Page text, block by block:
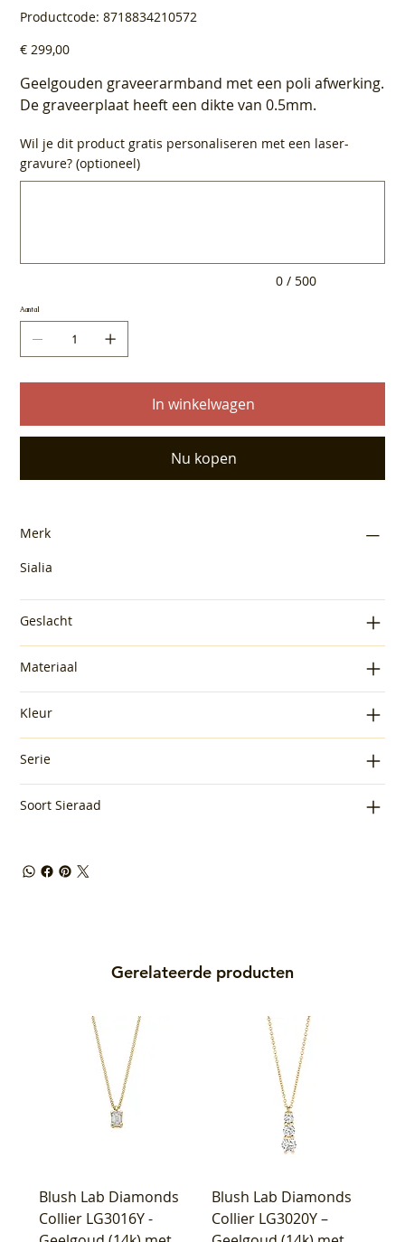
Productcode: Productcode
8718834210572
8718834210572
Prijs
€ 299,00
Geelgouden graveerarmband met een poli afwerking.
De graveerplaat heeft een dikte van 0.5mm.
Wil je dit product gratis personaliseren met een laser-
gravure? (optioneel)
0 / 500
Aantal
In winkelwagen
Nu kopen
Merk
Sialia
Geslacht
Materiaal
Kleur
Serie
Soort Sieraad
Gerelateerde producten
Blush Lab Diamonds
Collier LG3016Y -
Blush Lab Diamonds
Collier LG3020Y –